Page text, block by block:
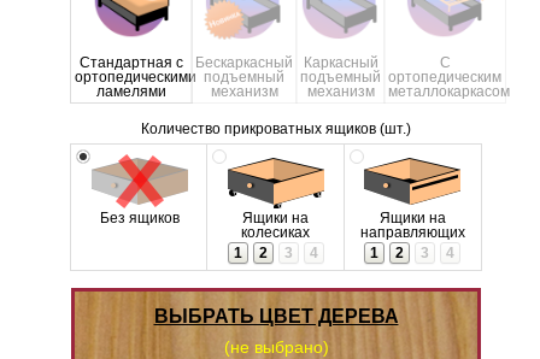
Стандартная с
ортопедическими
ламелями
Бескаркасный
подъемный
механизм
Каркасный
подъемный
механизм
С
ортопедическим
металлокаркасом
Количество прикроватных ящиков (шт.)
Без ящиков
Ящики на
колесиках
1
2 3 4
Ящики на
направляющих
1
2 3 4
ВЫБРАТЬ ЦВЕТ ДЕРЕВА
(не выбрано)